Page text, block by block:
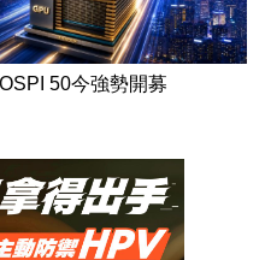
50今強勢開募